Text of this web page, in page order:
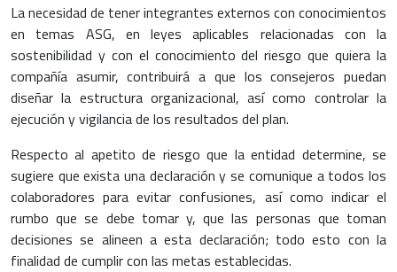
La necesidad de tener integrantes externos con conocimientos
en temas ASG, en leyes aplicables relacionadas con la
sostenibilidad y con el conocimiento del riesgo que quiera la
compañía asumir, contribuirá a que los consejeros puedan
diseñar la estructura organizacional, así como controlar la
ejecución y vigilancia de los resultados del plan.
Respecto al apetito de riesgo que la entidad determine, se
sugiere que exista una declaración y se comunique a todos los
colaboradores para evitar confusiones, así como indicar el
rumbo que se debe tomar y, que las personas que toman
decisiones se alineen a esta declaración; todo esto con la
finalidad de cumplir con las metas establecidas.